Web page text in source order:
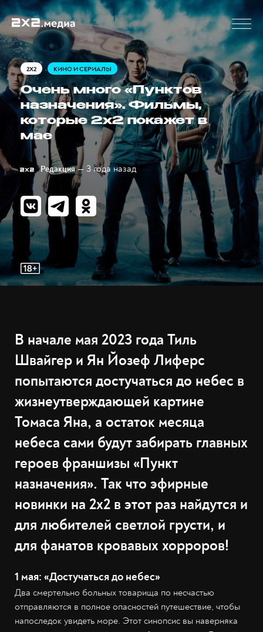
2X2 КИНО И СЕРИАЛЫ
Очень много «Пунктов
назначения». Фильмы,
которые 2x2 покажет в
мае
Редакция — 3 года назад
В начале мая 2023 года Тиль
Швайгер и Ян Йозеф Лиферс
попытаются достучаться до небес в
жизнеутверждающей картине
Томаса Яна, а остаток месяца
небеса сами будут забирать главных
героев франшизы «Пункт
назначения». Так что эфирные
новинки на 2x2 в этот раз найдутся и
для любителей светлой грусти, и
для фанатов кровавых хорроров!
1 мая: «Достучаться до небес»
Два смертельно больных товарища по несчастью
отправляются в полное опасностей путешествие, чтобы
напоследок увидеть море. Этот синопсис вы наверняка